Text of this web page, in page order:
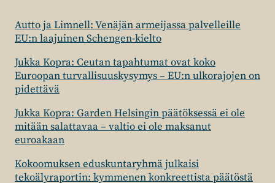
Autto ja Limnell: Venäjän armeijassa palvelleille
EU:n laajuinen Schengen-kielto
Jukka Kopra: Ceutan tapahtumat ovat koko
Euroopan turvallisuuskysymys – EU:n ulkorajojen on
pidettävä
Jukka Kopra: Garden Helsingin päätöksessä ei ole
mitään salattavaa – valtio ei ole maksanut
euroakaan
Kokoomuksen eduskuntaryhmä julkaisi
tekoälyraportin: kymmenen konkreettista päätöstä